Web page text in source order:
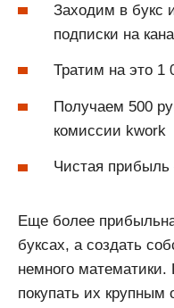
Заходим в букс
подписки на
Тратим на это 1
Получаем 500
комиссии kwork
Чистая
Еще более
буксах, а создать
немного математики.
покупать их